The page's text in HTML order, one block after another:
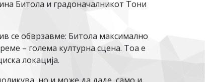
Битола и градоначалникот Тони
се обврзавме: Битола максимално
– голема културна сцена. Тоа е
локација.